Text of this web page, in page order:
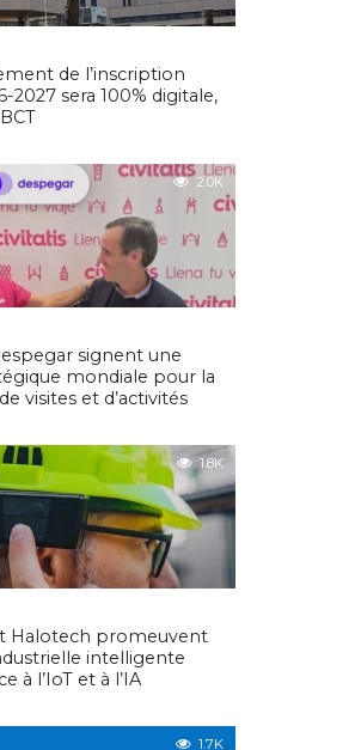
de l’inscription
2027 sera 100% digitale,
2.0K
signent une
mondiale pour la
visites et d’activités
1.8K
Halotech promeuvent
intelligente
à l’IoT et à l’IA
1.7K